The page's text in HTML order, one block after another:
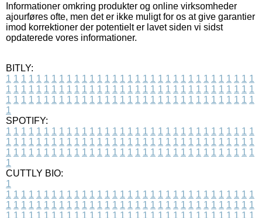
Informationer omkring produkter og online virksomheder
ajourføres ofte, men det er ikke muligt for os at give garantier
imod korrektioner der potentielt er lavet siden vi sidst
opdaterede vores informationer.
BITLY:
1 1 1 1 1 1 1 1 1 1 1 1 1 1 1 1 1 1 1 1 1 1 1 1 1 1 1 1 1 1 1 1 1
1 1 1 1 1 1 1 1 1 1 1 1 1 1 1 1 1 1 1 1 1 1 1 1 1 1 1 1 1 1 1 1 1
1 1 1 1 1 1 1 1 1 1 1 1 1 1 1 1 1 1 1 1 1 1 1 1 1 1 1 1 1 1 1 1 1
1
SPOTIFY:
1 1 1 1 1 1 1 1 1 1 1 1 1 1 1 1 1 1 1 1 1 1 1 1 1 1 1 1 1 1 1 1 1
1 1 1 1 1 1 1 1 1 1 1 1 1 1 1 1 1 1 1 1 1 1 1 1 1 1 1 1 1 1 1 1 1
1 1 1 1 1 1 1 1 1 1 1 1 1 1 1 1 1 1 1 1 1 1 1 1 1 1 1 1 1 1 1 1 1
1
CUTTLY BIO:
1
1 1 1 1 1 1 1 1 1 1 1 1 1 1 1 1 1 1 1 1 1 1 1 1 1 1 1 1 1 1 1 1 1
1 1 1 1 1 1 1 1 1 1 1 1 1 1 1 1 1 1 1 1 1 1 1 1 1 1 1 1 1 1 1 1 1
1 1 1 1 1 1 1 1 1 1 1 1 1 1 1 1 1 1 1 1 1 1 1 1 1 1 1 1 1 1 1 1 1